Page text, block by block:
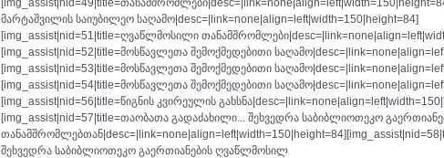
მარტაშვილის საიუბილეო საღამო|desc=|link=none|align=left|width=150|height=84]
[img_assist|nid=51|title=ღვაწლმოსილი
[img_assist|nid=52|title=მოსწავლეთა შემოქმედებითი
[img_assist|nid=53|title=მოსწავლეთა შემოქმედებითი
[img_assist|nid=54|title=მოსწავლეთა შემოქმედებითი
[img_assist|nid=56|title=წიგნის კვირეულის
[img_assist|nid=57|title=თაობათა გადაძახილი... შეხვედრა საბიბლიოთეკო
შეხვედრა საბიბლიოთეკო გაერთიანების ღვაწლმოსილ